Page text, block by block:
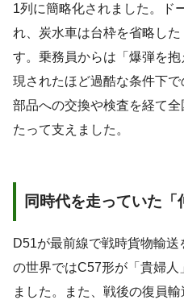
1列に簡略化されました。ド
れ、炭水車は台枠を省略し
す。乗務員からは「爆弾を
現されたほど過酷な条件下
部品への交換や検査を経て
たって支えました。
同時代を走っていた「
D51が最前線で戦時貨物輸
の世界ではC57形が「貴婦
ました。また、戦後の復員